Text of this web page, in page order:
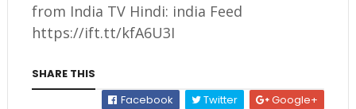
from India TV Hindi: india Feed
https://ift.tt/kfA6U3I
SHARE THIS
Facebook
Twitter
Google+